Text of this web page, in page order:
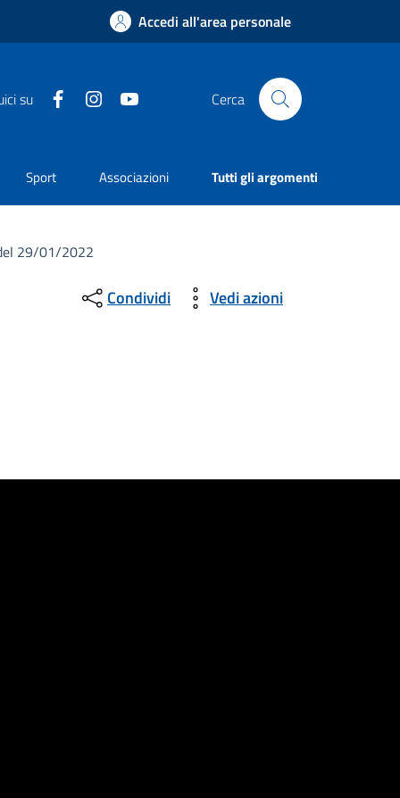
Accedi all'area personale
su Facebook Instagram Cerca
Sport Associazioni Tutti gli argomenti
29/01/2022
Condividi Vedi azioni